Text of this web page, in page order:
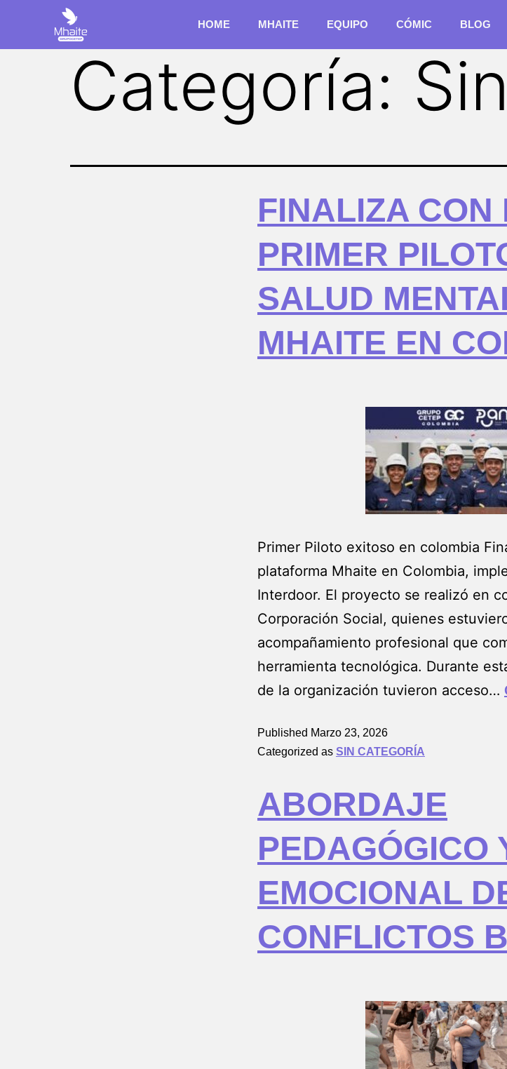
HOME MHAITE EQUIPO CÓMIC BLOG
Categoría:
FINALIZA CON
PRIMER
SALUD
MHAITE EN
Primer Piloto exitoso en colombia
plataforma Mhaite en Colombia,
Interdoor. El proyecto se realizó en
Corporación Social, quienes
acompañamiento profesional que
herramienta tecnológica. Durante
de la organización tuvieron acceso…
Published Marzo 23, 2026
Categorized as SIN CATEGORÍA
ABORDAJE
PEDAGÓGICO
EMOCIONAL
CONFLICTOS